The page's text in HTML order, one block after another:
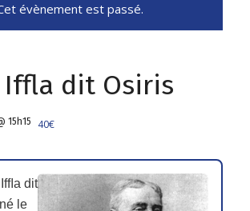
évènement est passé.
Iffla dit Osiris
15h15 40€
dit
le